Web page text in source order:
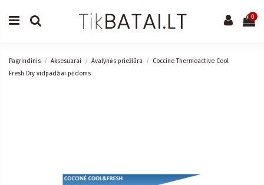
0
Pagrindinis Aksesuarai Avalynės priežiūra
Coccine Thermoactive Cool
Fresh Dry vidpadžiai pėdoms